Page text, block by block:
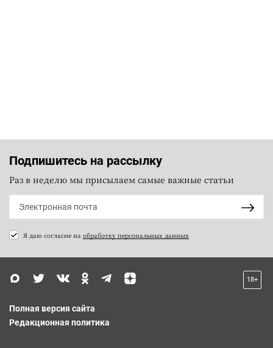
Подпишитесь на рассылку
Раз в неделю мы присылаем самые важные статьи
Я даю согласие на обработку персональных данных
18+
Полная версия сайта
Редакционная политика